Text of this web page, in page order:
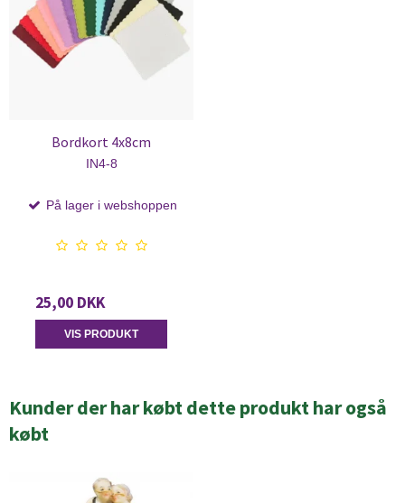
Bordkort 4x8cm
IN4-8
På lager i webshoppen
25,00 DKK
VIS PRODUKT
Kunder der har købt dette produkt har også
købt